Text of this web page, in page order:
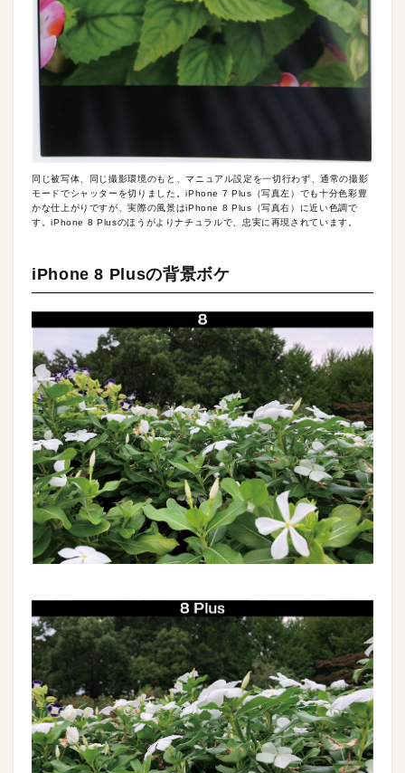
同じ被写体、同じ撮影環境のもと、マニュアル設定を一切行わず、通常の撮影
モードでシャッターを切りました。iPhone 7 Plus（写真左）でも十分色彩豊
かな仕上がりですが、実際の風景はiPhone 8 Plus（写真右）に近い色調で
す。iPhone 8 Plusのほうがよりナチュラルで、忠実に再現されています。
iPhone 8 Plusの背景ボケ